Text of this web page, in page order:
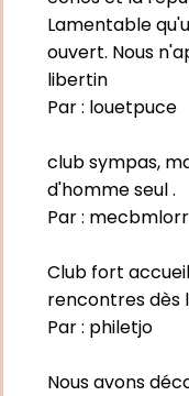
Lamentable
ouvert. Nous
libertin
Par : louetpuce
club sympas,
d'homme seul .
Par : mecbmlorr
Club fort
rencontres dès
Par : philetjo
Nous avons